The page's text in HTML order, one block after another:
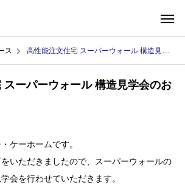
ス 高性能注文住宅 スーパーウォール 構造見学会のお知らせ
スーパーウォール 構造見学会のお
ケーホームです。
いただきましたので、スーパーウォールの
会を行わせていただきます。